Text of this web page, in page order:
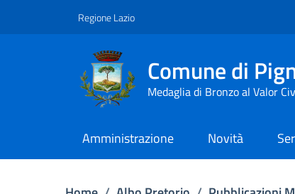
Regione Lazio
Comune di
Medaglia di Bronzo al Valor
Amministrazione Novità